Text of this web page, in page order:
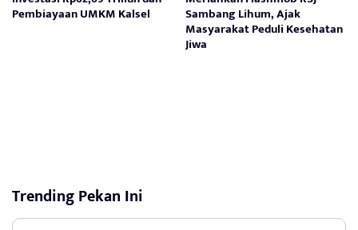
Pembiayaan UMKM Kalsel Sambang Lihum, Ajak
Masyarakat Peduli Kesehatan
Jiwa
Trending Pekan Ini